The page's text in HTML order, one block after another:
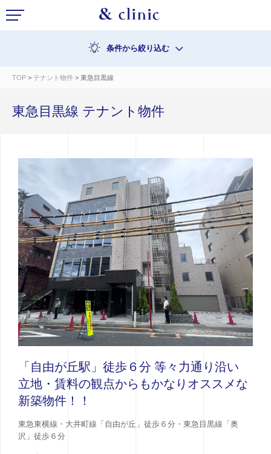
条件から絞り込む
TOP > テナント物件 > 東急目黒線
東急目黒線 テナント物件
「自由が丘駅」徒歩６分 等々力通り沿い
立地・賃料の観点からもかなりオススメな
新築物件！！
東急東横線・大井町線「自由が丘」徒歩６分・東急目黒線「奥
沢」徒歩６分